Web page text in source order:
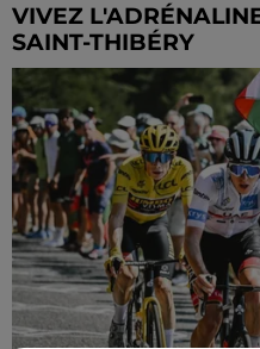
VIVEZ
SAINT-THIBÉRY